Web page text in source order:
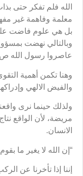
الله فلم تفكر حتى
معلمة وفاهمة غير
بل هي علوم فاضت
وبالتالي نهضت
عاصروا رسول الله
وهنا تكمن أهمية
والفيض الالهي
ولذلك حينما نرى
مريضة، لأن الواقع
الانسان.
“إن الله لا يغير ما
إننا إذا تأخرنا عن